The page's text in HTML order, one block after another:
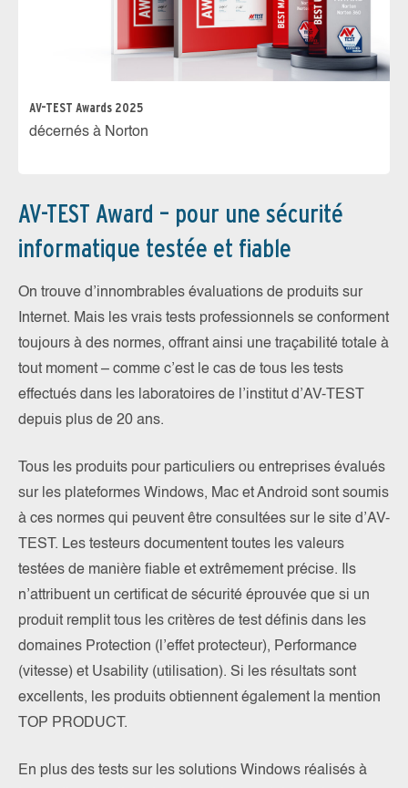
AV-TEST Awards 2025
décernés à Norton
AV-TEST Award – pour une sécurité
informatique testée et fiable
On trouve d’innombrables évaluations de produits sur
Internet. Mais les vrais tests professionnels se conforment
toujours à des normes, offrant ainsi une traçabilité totale à
tout moment – comme c’est le cas de tous les tests
effectués dans les laboratoires de l’institut d’AV-TEST
depuis plus de 20 ans.
Tous les produits pour particuliers ou entreprises évalués
sur les plateformes Windows, Mac et Android sont soumis
à ces normes qui peuvent être consultées sur le site d’AV-
TEST. Les testeurs documentent toutes les valeurs
testées de manière fiable et extrêmement précise. Ils
n’attribuent un certificat de sécurité éprouvée que si un
produit remplit tous les critères de test définis dans les
domaines Protection (l’effet protecteur), Performance
(vitesse) et Usability (utilisation). Si les résultats sont
excellents, les produits obtiennent également la mention
TOP PRODUCT.
En plus des tests sur les solutions Windows réalisés à